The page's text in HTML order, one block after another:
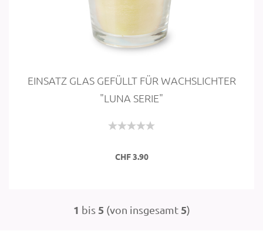
EIN­SATZ GLAS GE­FÜLLT FÜR WACHS­LICH­TER
"LUNA SERIE"
CHF 3.90
1 bis 5 (von insgesamt 5)